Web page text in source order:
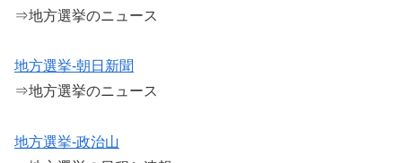
⇒地方選挙のニュース
地方選挙-朝日新聞
⇒地方選挙のニュース
地方選挙-政治山